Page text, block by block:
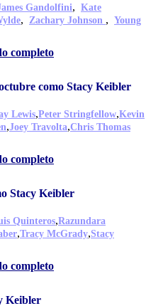
Gandolfini, Kate
, Zachary Johnson , Young
completo
como Stacy Keibler
Lewis,Peter Stringfellow,Kevin
,Joey Travolta,Chris Thomas
completo
Stacy Keibler
Quinteros,Razundara
,Tracy McGrady,Stacy
completo
Keibler